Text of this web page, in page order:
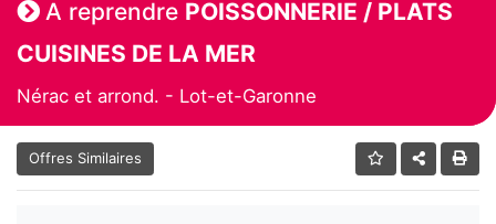
A reprendre POISSONNERIE / PLATS
CUISINES DE LA MER
Nérac et arrond. - Lot-et-Garonne
Offres Similaires